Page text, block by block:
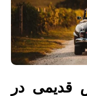
قدیمی در